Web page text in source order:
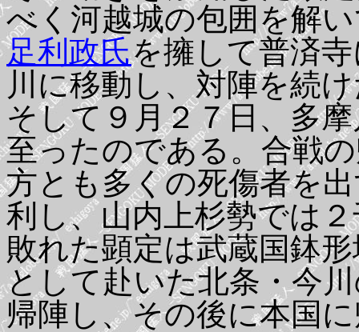
べく河越城の包囲を解
足利政氏を擁して普済
川に移動し、対陣を続
そして９月２７日、多
至ったのである。合戦
方とも多くの死傷者を
利し、山内上杉勢では
敗れた顕定は武蔵国鉢
として赴いた北条・今
帰陣し、その後に本国